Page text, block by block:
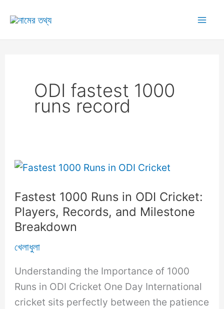
content
ODI fastest 1000
runs record
Fastest 1000 Runs in ODI Cricket:
Players, Records, and Milestone
Breakdown
খেলাধুলা
Understanding the Importance of 1000
Runs in ODI Cricket One Day International
cricket sits perfectly between the patience